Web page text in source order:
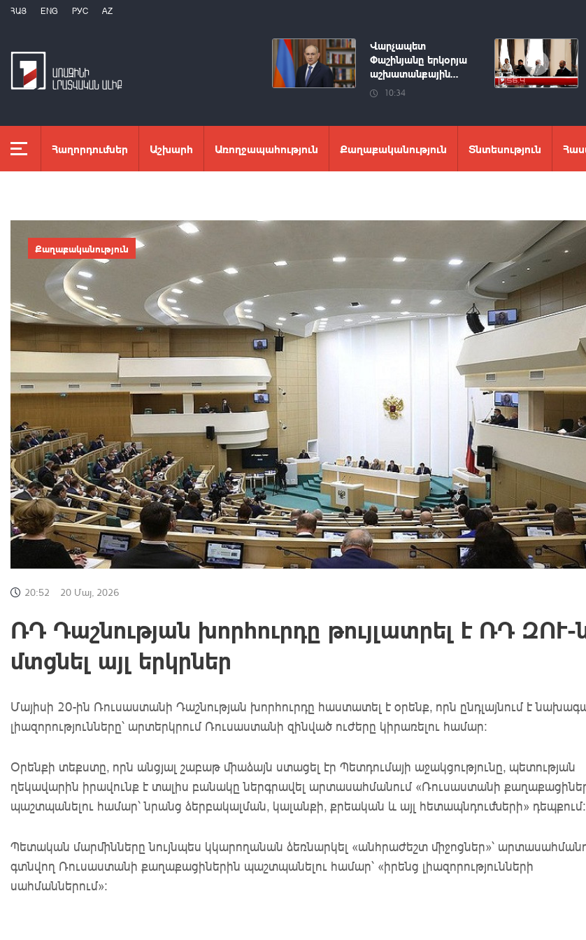
ՀԱՅ ENG РУС AZ
Վարչապետ
Փաշինյանը երկօրյա
աշխատանքային...
10:34
Հաղորդումներ Աշխարհ Առողջապահություն Քաղաքականություն Տնտեսություն
Քաղաքականություն
20:52 20 Մայ, 2026
ՌԴ Դաշնության խորհուրդը թույլատրել է ՌԴ ԶՈՒ-
մտցնել այլ երկրներ
Մայիսի 20-ին Ռուսաստանի Դաշնության խորհուրդը հաստատել է օրենք, որն ընդլայնում է
լիազորությունները՝ արտերկրում Ռուսաստանի զինված ուժերը կիրառելու համար։
Օրենքի տեքստը, որն անցյալ շաբաթ միաձայն ստացել էր Պետդումայի աջակցությունը, պետության
ղեկավարին իրավունք է տալիս բանակը ներգրավել արտասահմանում «Ռուսաստանի
պաշտպանելու համար՝ նրանց ձերբակալման, կալանքի, քրեական և այլ հետապնդումների» դեպքում:
Պետական ​​մարմինները նույնպես կկարողանան ձեռնարկել «անհրաժեշտ միջոցներ»՝
գտնվող Ռուսաստանի քաղաքացիներին պաշտպանելու համար՝ «իրենց լիազորությունների
սահմաններում»։